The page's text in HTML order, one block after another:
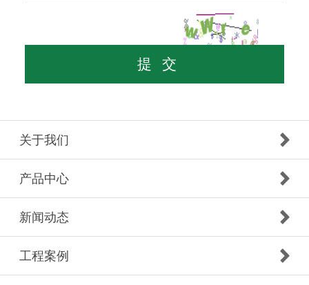
关于我们
产品中心
新闻动态
工程案例